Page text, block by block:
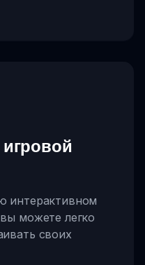
интерактивном
можете легко
своих